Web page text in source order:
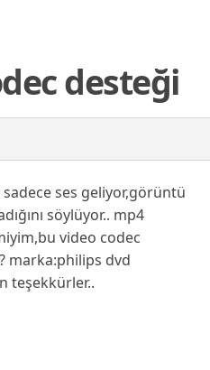
desteği
ses geliyor,görüntü
söylüyor.. mp4
video codec
marka:philips dvd
teşekkürler..